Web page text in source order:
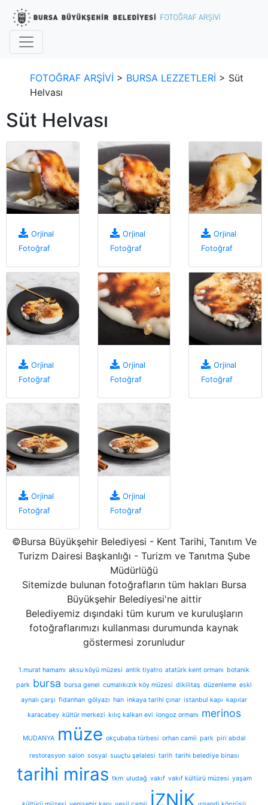
FOTOĞRAF ARŞİVİ > BURSA LEZZETLERİ > Süt
Helvası
Süt Helvası
Orjinal
Fotoğraf
Orjinal
Fotoğraf
Orjinal
Fotoğraf
Orjinal
Fotoğraf
Orjinal
Fotoğraf
Orjinal
Fotoğraf
Orjinal
Fotoğraf
Orjinal
Fotoğraf
©Bursa Büyükşehir Belediyesi - Kent Tarihi, Tanıtım Ve
Turizm Dairesi Başkanlığı - Turizm ve Tanıtma Şube
Müdürlüğü
Sitemizde bulunan fotoğrafların tüm hakları Bursa
Büyükşehir Belediyesi'ne aittir
Belediyemiz dışındaki tüm kurum ve kuruluşların
fotoğraflarımızı kullanması durumunda kaynak
göstermesi zorunludur
1.murat hamamı aksu köyü müzesi antik tiyatro atatürk kent ormanı botanik
park bursa bursa genel cumalıkızık köy müzesi dikilitaş düzenleme eski
aynalı çarşı fidanhan gölyazı han inkaya tarihi çınar istanbul kapı kapılar
karacabey kültür merkezi kılıç kalkan evi longoz ormanı merinos
MUDANYA müze okçubaba türbesi orhan camii park piri abdal
restorasyon salon sosyal suuçtu şelalesi tarih tarihi belediye binası
tarihi miras tkm uludağ vakıf vakıf kültürü müzesi yaşam
İZNİK